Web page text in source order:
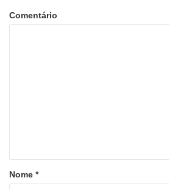
Comentário
Nome *